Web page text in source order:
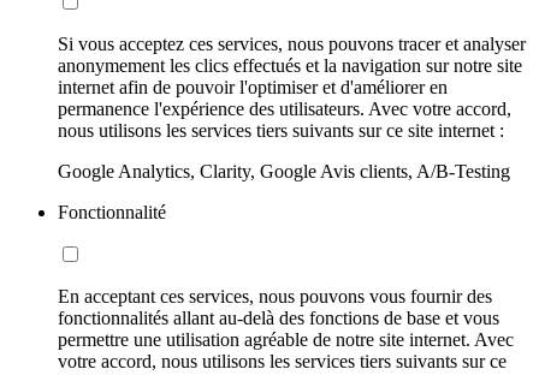
Si vous acceptez ces services, nous pouvons tracer et analyser
anonymement les clics effectués et la navigation sur notre site
internet afin de pouvoir l'optimiser et d'améliorer en
permanence l'expérience des utilisateurs. Avec votre accord,
nous utilisons les services tiers suivants sur ce site internet :
Google Analytics, Clarity, Google Avis clients, A/B-Testing
Fonctionnalité
En acceptant ces services, nous pouvons vous fournir des
fonctionnalités allant au-delà des fonctions de base et vous
permettre une utilisation agréable de notre site internet. Avec
votre accord, nous utilisons les services tiers suivants sur ce